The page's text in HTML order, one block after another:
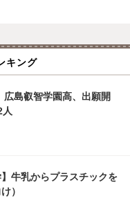
キング
広島叡智学園高、出願開
】牛乳からプラスチックを
）